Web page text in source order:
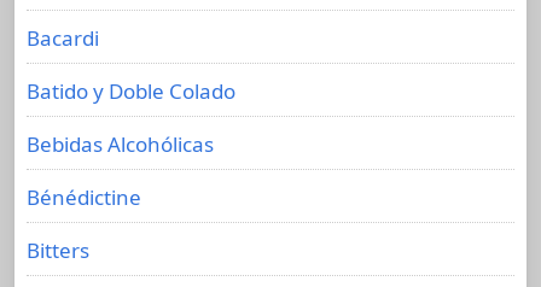
Bacardi
Batido y Doble Colado
Bebidas Alcohólicas
Bénédictine
Bitters